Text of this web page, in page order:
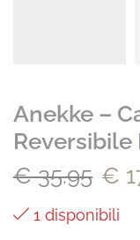
Anekke –
€35.95 €
1 disponibili